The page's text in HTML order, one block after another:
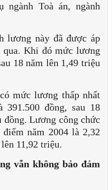
ngành Toà án, ngành
lương này đã được áp
qua. Khi đó mức lương
18 năm lên 1,49 triệu
mức lương thấp nhất
đồng, sau 18
Lương công chức
năm 2004 là 2,32
11,92 triệu.
vẫn không bảo đảm